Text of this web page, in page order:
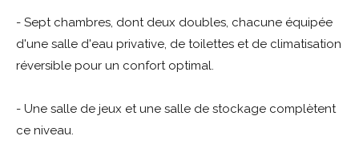
- Sept chambres, dont deux doubles, chacune équipée
d'une salle d'eau privative, de toilettes et de climatisation
réversible pour un confort optimal.
- Une salle de jeux et une salle de stockage complètent
ce niveau.